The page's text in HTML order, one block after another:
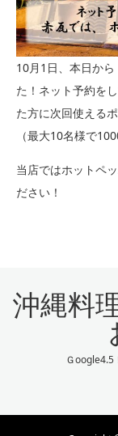
10月1日、本日か
た！ネット予約を
た方に次回使える
（最大10名様で
当店ではホットペ
ださい！
沖縄料
Ｇoogle4.5
Facebook